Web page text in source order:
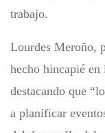
trabajo.
Lourdes Meroño,
hecho hincapié en
destacando que
a planificar